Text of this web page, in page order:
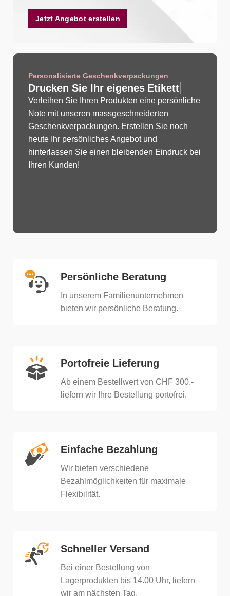
Jetzt Angebot erstellen
Personalisierte Geschenkverpackungen
Drucken Sie Ihr eigenes
Verleihen Sie Ihren Produkten eine persönliche
Note mit unseren massgeschneiderten
Geschenkverpackungen. Erstellen Sie noch
heute Ihr persönliches Angebot und
hinterlassen Sie einen bleibenden Eindruck bei
Ihren Kunden!
Persönliche Beratung
In unserem Familienunternehmen
bieten wir persönliche Beratung.​
Portofreie Lieferung
Ab einem Bestellwert von CHF 300.-
liefern wir Ihre Bestellung portofrei.
Einfache Bezahlung
Wir bieten verschiedene
Bezahlmöglichkeiten für maximale
Flexibilität.
Schneller Versand
Bei einer Bestellung von
Lagerprodukten bis 14.00 Uhr, liefern
wir am nächsten Tag.